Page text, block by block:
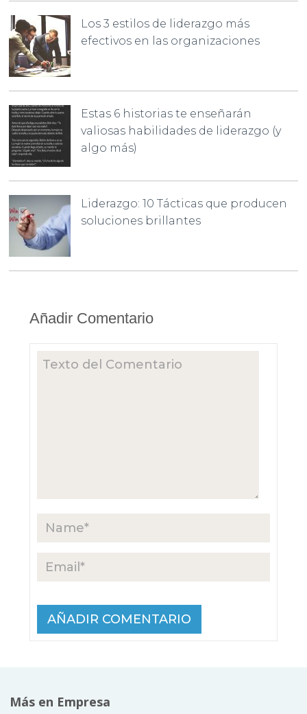
Los 3 estilos de liderazgo más
efectivos en las organizaciones
Estas 6 historias te enseñarán
valiosas habilidades de liderazgo (y
algo más)
Liderazgo: 10 Tácticas que producen
soluciones brillantes
Añadir Comentario
Más en Empresa